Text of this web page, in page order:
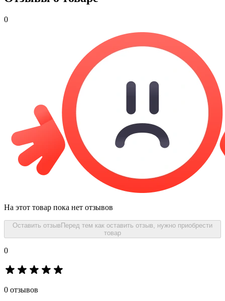
0
На этот товар пока нет отзывов
Оставить отзыв Перед тем как оставить отзыв, нужно приобрести
товар
0
0 отзывов